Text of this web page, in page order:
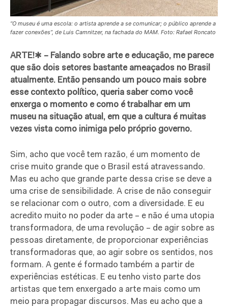
“O museu é uma escola: o artista aprende a se comunicar; o público aprende a
fazer conexões”, de Luis Camnitzer, na fachada do MAM. Foto: Rafael Roncato
ARTE!✱ – Falando sobre arte e educação, me parece
que são dois setores bastante ameaçados no Brasil
atualmente. Então pensando um pouco mais sobre
esse contexto político, queria saber como você
enxerga o momento e como é trabalhar em um
museu na situação atual, em que a cultura é muitas
vezes vista como inimiga pelo próprio governo.
Sim, acho que você tem razão, é um momento de
crise muito grande que o Brasil está atravessando.
Mas eu acho que grande parte dessa crise se deve a
uma crise de sensibilidade. A crise de não conseguir
se relacionar com o outro, com a diversidade. E eu
acredito muito no poder da arte – e não é uma utopia
transformadora, de uma revolução – de agir sobre as
pessoas diretamente, de proporcionar experiências
transformadoras que, ao agir sobre os sentidos, nos
formam. A gente é formado também a partir de
experiências estéticas. E eu tenho visto parte dos
artistas que tem enxergado a arte mais como um
meio para propagar discursos. Mas eu acho que a